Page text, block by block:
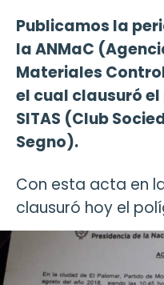
Publicamos la
la ANMaC
Materiales
el cual clausuró
SITAS (Club
Segno).
Con esta acta en
clausuró hoy el